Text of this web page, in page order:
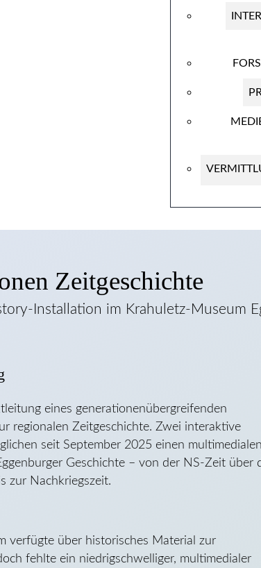
Zeitgeschichte
Installation im Krahuletz-Museum
eines generationenübergreifenden
regionalen Zeitgeschichte. Zwei interaktive
seit September 2025 einen multimedialen
Geschichte – von der NS-Zeit über
zur Nachkriegszeit.
verfügte über historisches Material zur
fehlte ein niedrigschwelliger, multimedialer